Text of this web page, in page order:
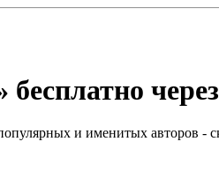
и именитых авторов -